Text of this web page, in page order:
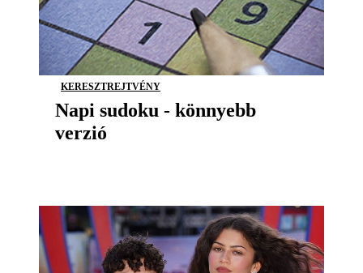
KERESZTREJTVÉNY
Napi sudoku - könnyebb
verzió